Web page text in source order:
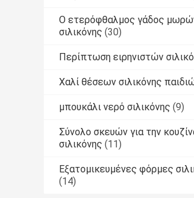
Ο ετερόφθαλμος γάδος
σιλικόνης (30)
Περίπτωση ειρηνιστών
Χαλί θέσεων σιλικόνης
μπουκάλι νερό σιλικόνης (9)
Σύνολο σκευών για την
σιλικόνης (11)
Εξατομικευμένες φόρμες
(14)